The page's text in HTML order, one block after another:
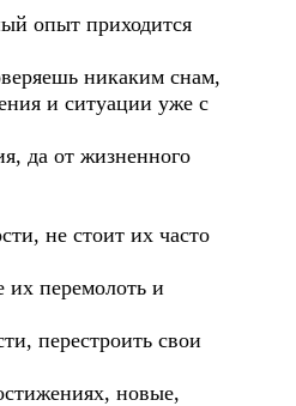
опыт приходится
никаким снам,
и ситуации уже с
да от жизненного
не стоит их часто
перемолоть и
перестроить свои
новые,